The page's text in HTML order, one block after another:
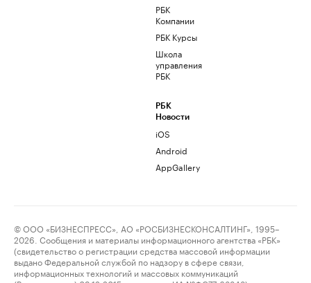
РБК
Компании
РБК Курсы
Школа
управления
РБК
РБК
Новости
iOS
Android
AppGallery
© ООО «БИЗНЕСПРЕСС», АО «РОСБИЗНЕСКОНСАЛТИНГ», 1995–
2026. Сообщения и материалы информационного агентства «РБК»
(свидетельство о регистрации средства массовой информации
выдано Федеральной службой по надзору в сфере связи,
информационных технологий и массовых коммуникаций